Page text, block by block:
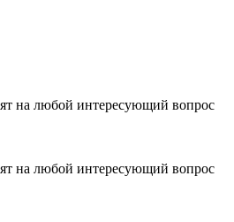
на любой интересующий вопрос
на любой интересующий вопрос